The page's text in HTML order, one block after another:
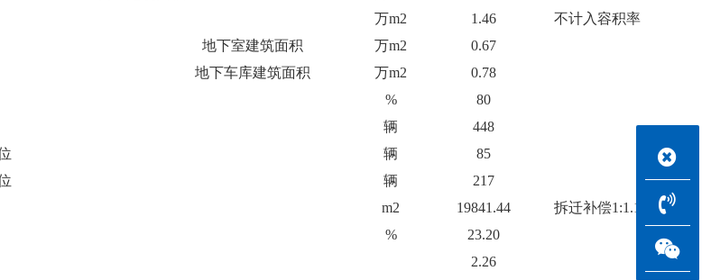
万m2 1.46
不计入容积率
地下室建筑面积 万m2
0.67
地下车库建筑面积
万m2
0.78
%
80
辆
448
辆
85
辆
217
m2 19841.44
拆迁补偿1:1.1
%
23.20
2.26